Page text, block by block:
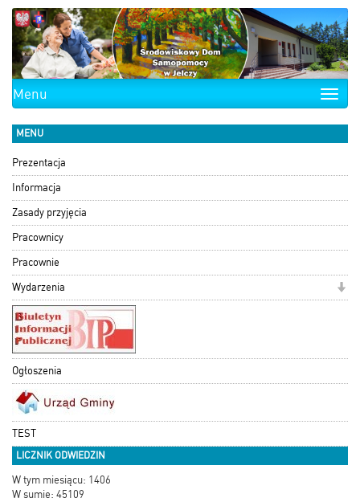
Toggle
Menu
MENU
Prezentacja
Informacja
Zasady przyjęcia
Pracownicy
Pracownie
Wydarzenia
Ogłoszenia
TEST
LICZNIK ODWIEDZIN
W tym miesiącu: 1406
W sumie: 45109